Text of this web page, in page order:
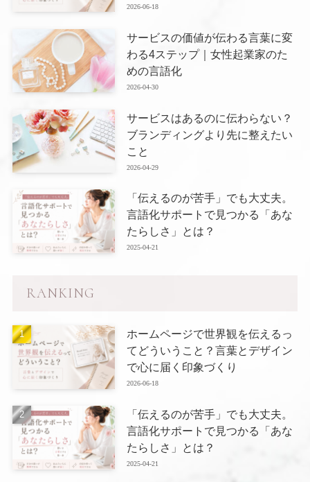
2026-06-18
サービスの価値が伝わる言葉に変
わる4ステップ｜女性起業家のた
めの言語化
2026-04-30
サービスはあるのに伝わらない？
ブランディングより先に整えたい
こと
2026-04-29
「伝えるのが苦手」でも大丈夫。
言語化サポートで見つかる「あな
たらしさ」とは？
2025-04-21
RANKING
ホームページで世界観を伝えるっ
てどういうこと？言葉とデザイン
で心に届く印象づくり
2026-06-18
「伝えるのが苦手」でも大丈夫。
言語化サポートで見つかる「あな
たらしさ」とは？
2025-04-21